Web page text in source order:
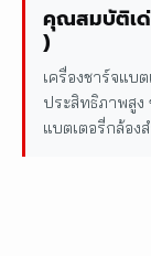
คุณสมบัติเด่
)
เครื่องชาร์จแบ
ประสิทธิภาพสูง
แบตเตอรี่กล้อง